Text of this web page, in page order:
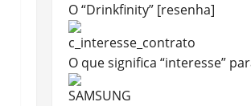
O “Drinkfinity” [resenha]
O que significa “interesse”